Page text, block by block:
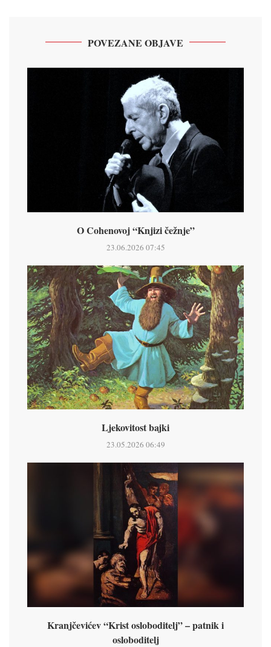
POVEZANE OBJAVE
O Cohenovoj “Knjizi čežnje”
23.06.2026 07:45
Ljekovitost bajki
23.05.2026 06:49
Kranjčevićev “Krist osloboditelj” – patnik i
osloboditelj